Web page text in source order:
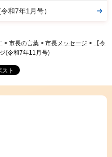
和7年1月号）
> 市長の言葉 > 市長メッセージ >
【令
(令和7年11月号)